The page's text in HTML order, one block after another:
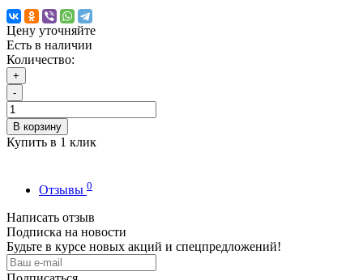
Цену уточняйте
Есть в наличии
Количество:
+
-
В корзину
Купить в 1 клик
Отзывы 0
Написать отзыв
Подписка на новости
Будьте в курсе новых акций и спецпредложений!